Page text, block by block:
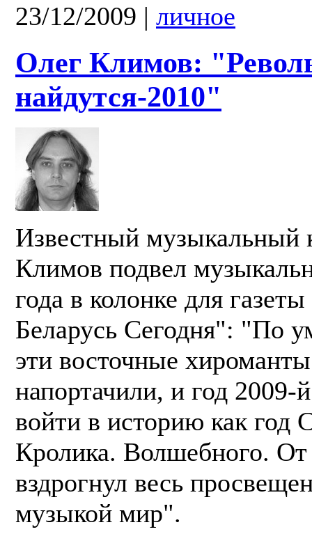
23/12/2009 | личное
Олег Климов:
найдутся-2010"
Известный музыкальный
Климов подвел
года в колонке для
Беларусь Сегодня": "По
эти восточные
напортачили, и год
войти в историю как год
Кролика. Волшебного. От
вздрогнул весь
музыкой мир".